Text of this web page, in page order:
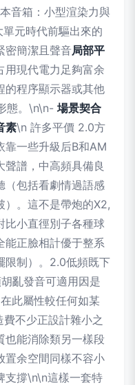
音箱：小型渲染力與
元時代前驅出來的
密簡潔且聲音局部平
用現代電力足夠富余
的程序顯示器或其他
態。\n\n- 場景契合
素\n 許多平價 2.0方
一些升級后B和AM
譜，中高頻具備良
（包括看劇情過語感
）。這不是帶炮的X2,
比小直徑別子各種球
能正臉相計優于整系
限制）。2.0低頻既下
亂發音可適用因是
此屬性較任何如某
不少正設計雜小之
也能消除類另一樣段
置余空間同樣不容小
支撐\n\n這樣一套特